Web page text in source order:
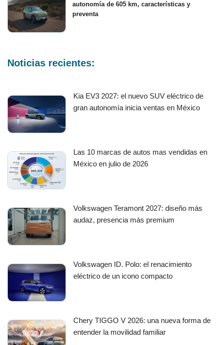
autonomía de 605 km, características y
preventa
Noticias recientes:
Kia EV3 2027: el nuevo SUV eléctrico de
gran autonomía inicia ventas en México
Las 10 marcas de autos mas vendidas en
México en julio de 2026
Volkswagen Teramont 2027: diseño más
audaz, presencia más premium
Volkswagen ID. Polo: el renacimiento
eléctrico de un icono compacto
Chery TIGGO V 2026: una nueva forma de
entender la movilidad familiar